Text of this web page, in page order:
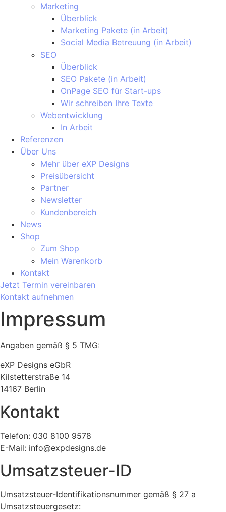
Marketing
Überblick
Marketing Pakete (in Arbeit)
Social Media Betreuung (in Arbeit)
SEO
Überblick
SEO Pakete (in Arbeit)
OnPage SEO für Start-ups
Wir schreiben Ihre Texte
Webentwicklung
In Arbeit
Referenzen
Über Uns
Mehr über eXP Designs
Preisübersicht
Partner
Newsletter
Kundenbereich
News
Shop
Zum Shop
Mein Warenkorb
Kontakt
Jetzt Termin vereinbaren
Kontakt aufnehmen
Impressum
Angaben gemäß § 5 TMG:
eXP Designs eGbR
Kilstetterstraße 14
14167 Berlin
Kontakt
Telefon: 030 8100 9578
E-Mail: info@expdesigns.de
Umsatzsteuer-ID
Umsatzsteuer-Identifikationsnummer gemäß § 27 a
Umsatzsteuergesetz: